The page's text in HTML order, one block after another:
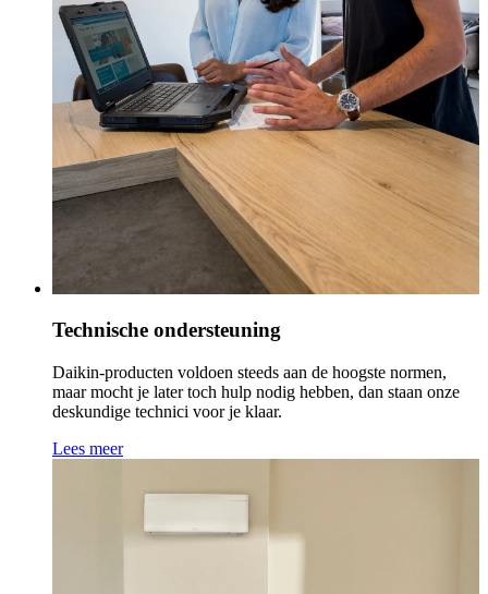
Technische ondersteuning
Daikin-producten voldoen steeds aan de hoogste normen,
maar mocht je later toch hulp nodig hebben, dan staan onze
deskundige technici voor je klaar.
Lees meer